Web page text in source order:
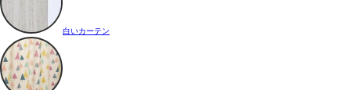
白いカーテン